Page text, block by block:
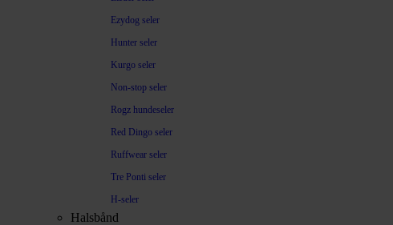
Ezydog seler
Hunter seler
Kurgo seler
Non-stop seler
Rogz hundeseler
Red Dingo seler
Ruffwear seler
Tre Ponti seler
H-seler
Halsbånd